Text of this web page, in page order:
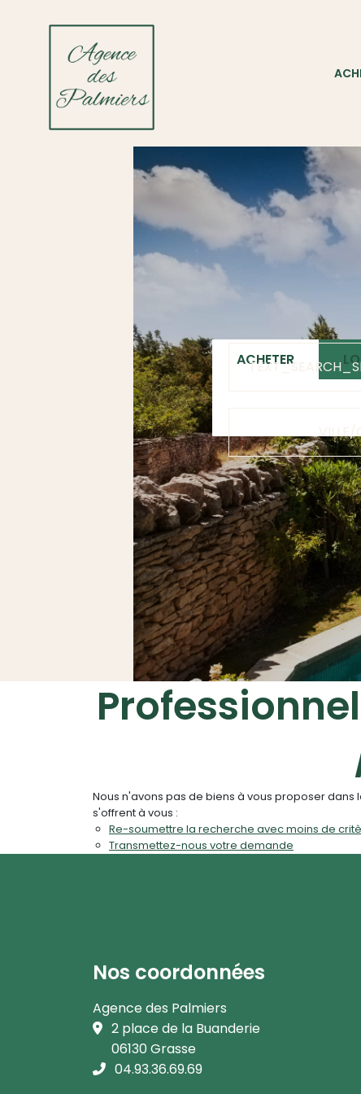
ACHETER
VILLE/
Nous n'avons pas de biens à vous proposer
s'offrent à vous :
Re-soumettre la recherche avec moins de
Transmettez-nous votre demande
Nos coordonnées
Agence des Palmiers
2 place de la Buanderie
06130 Grasse
04.93.36.69.69